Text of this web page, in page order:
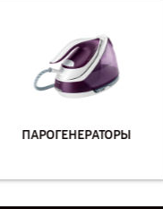
ПАРОГЕНЕРАТОРЫ